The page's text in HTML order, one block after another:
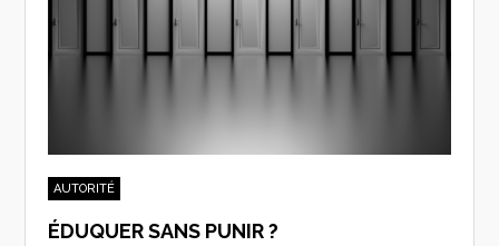
AUTORITÉ
ÉDUQUER SANS PUNIR ?